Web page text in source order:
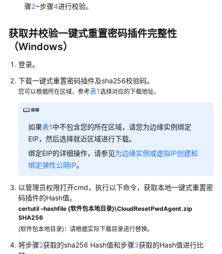
边
业
务
边
实
例
缘
镜
像
缘
网
络
边
硬
骤2~步骤4进行校验。
获取并校验一键式重置密码插件完整性
（Windows）
登录。
下载一键式重置密码插件及sha256校验码。
您可以根据所在区域，参考表1选择对应的下载地址。
如果表1中不包含您的所在区域，请您为边缘实例绑定
EIP，然后选择就近区域进行下载。
绑定EIP的详细操作，请参见为边缘实例或虚拟IP创建和
绑定弹性公网IP。
以管理员权限打开cmd，执行以下命令，获取本地一键式重置密
码插件的Hash值。
certutil –hashfile {软件包本地目录}\CloudResetPwdAgent.zip
SHA256
{软件包本地目录}：请根据实际下载目录进行替换。
将步骤2获取的sha256 Hash值和步骤3获取的Hash值进行比